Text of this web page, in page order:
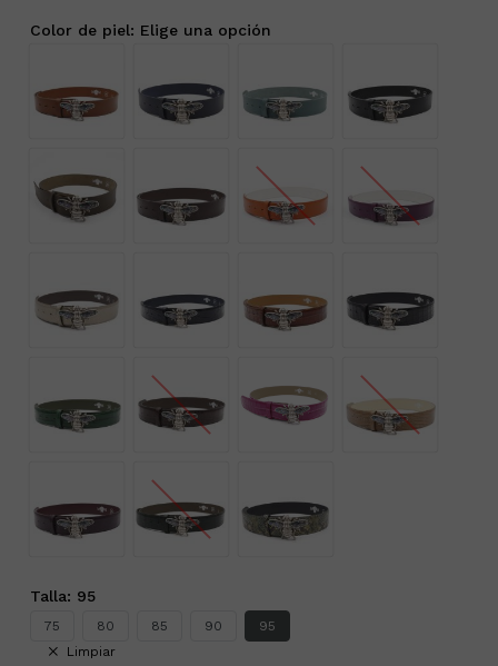
Color de piel: Elige una opción
Talla: 95
75 80 85 90
95
Limpiar